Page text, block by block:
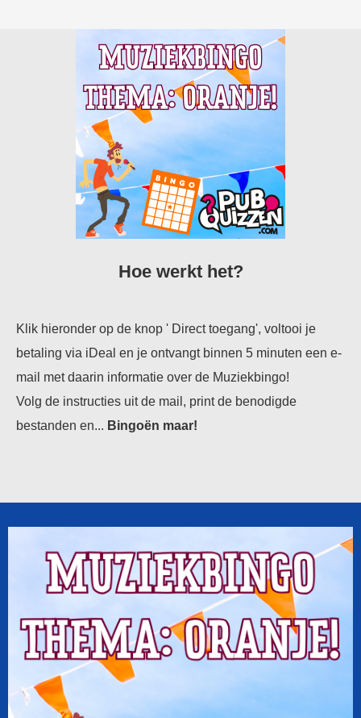
Hoe werkt het?
Klik hieronder op de knop ' Direct toegang', voltooi je
betaling via iDeal en je ontvangt binnen 5 minuten een e-
mail met daarin informatie over de Muziekbingo!
Volg de instructies uit de mail, print de benodigde
bestanden en... Bingoën maar!